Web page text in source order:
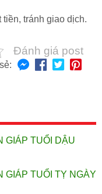
tiền, tránh giao dịch.
Đánh giá post
GIÁP TUỔI DẬU
GIÁP TUỔI TỴ NGÀY